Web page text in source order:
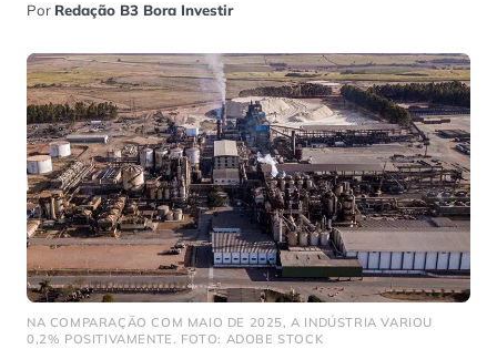
Por Redação B3 Bora Investir
NA COMPARAÇÃO COM MAIO DE 2025, A INDÚSTRIA VARIOU
0,2% POSITIVAMENTE. FOTO: ADOBE STOCK